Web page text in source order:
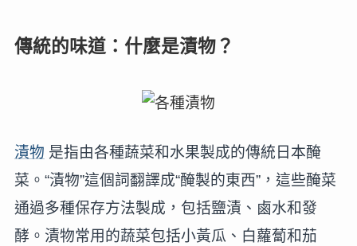
傳統的味道：什麼是漬物？
漬物 是指由各種蔬菜和水果製成的傳統日本醃
菜。“漬物”這個詞翻譯成“醃製的東西”，這些醃菜
通過多種保存方法製成，包括鹽漬、鹵水和發
酵。漬物常用的蔬菜包括小黃瓜、白蘿蔔和茄